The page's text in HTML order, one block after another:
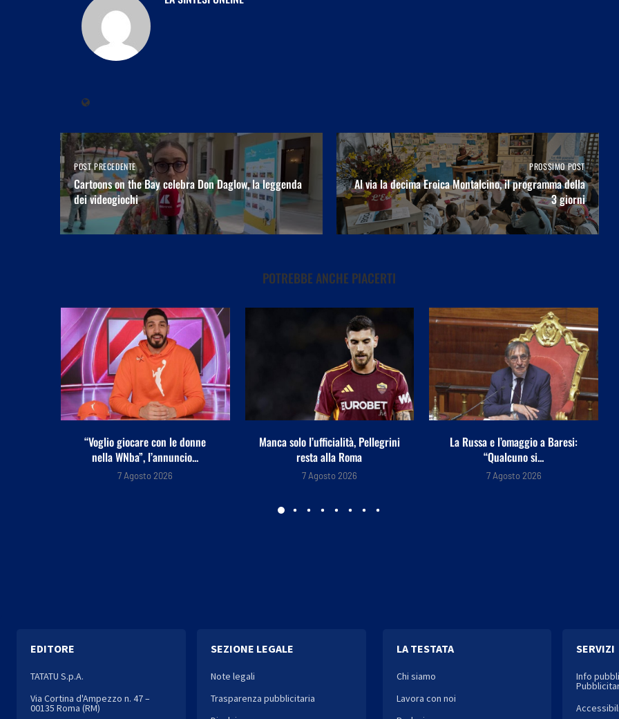
POST PRECEDENTE
Cartoons on the Bay celebra Don Daglow, la leggenda
dei videogiochi
PROSSIMO POST
Al via la decima Eroica Montalcino, il programma della
3 giorni
POTREBBE ANCHE PIACERTI
Manca solo l’ufficialità, Pellegrini
resta alla Roma
7 Agosto 2026
La Russa e l’omaggio a Baresi:
“Qualcuno si...
7 Agosto 2026
MotoGp, si corre a Silverstone:
dalle libere alla...
7 Agosto 2026
EDITORE
TATATU S.p.A.
Via Cortina d'Ampezzo n. 47 –
00135 Roma (RM)
SEZIONE LEGALE
Note legali
Trasparenza pubblicitaria
LA TESTATA
Chi siamo
Lavora con noi
SERVIZI
Info